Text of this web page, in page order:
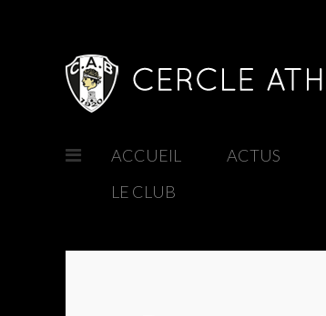
ACCUEIL ACTUS
LE CLUB